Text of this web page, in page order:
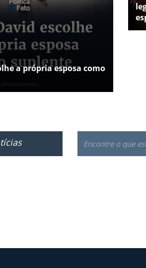
a própria esposa como